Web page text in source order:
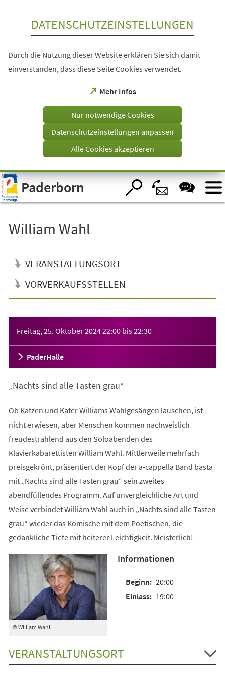
Visuelle
Assistenzsoftware
öffnen.
DATENSCHUTZEINSTELLUNGEN
Durch die Nutzung dieser Website erklären Sie sich damit
einverstanden, dass diese Seite Cookies verwendet.
Mehr Infos
(Öffnet
einem
Tab)
Nur notwendige Cookies
Datenschutzeinstellungen anpassen
Alle Cookies akzeptieren
Paderborn
William Wahl
VERANSTALTUNGSORT
VORVERKAUFSSTELLEN
Freitag, 25. Oktober 202422:00 bis22:30
PaderHalle
„Nachts sind alle Tasten grau“
Ob Katzen und Kater Williams Wahlgesängen lauschen, ist
nicht erwiesen, aber Menschen kommen nachweislich
freudestrahlend aus den Soloabenden des
Klavierkabarettisten William Wahl. Mittlerweile mehrfach
preisgekrönt, präsentiert der Kopf der a-cappella Band basta
mit „Nachts sind alle Tasten grau“ sein zweites
abendfüllendes Programm. Auf unvergleichliche Art und
Weise verbindet William Wahl auch in „Nachts sind alle Tasten
grau“ wieder das Komische mit dem Poetischen, die
gedankliche Tiefe mit heiterer Leichtigkeit. Meisterlich!
© William Wahl
Informationen
20:00
19:00
VERANSTALTUNGSORT